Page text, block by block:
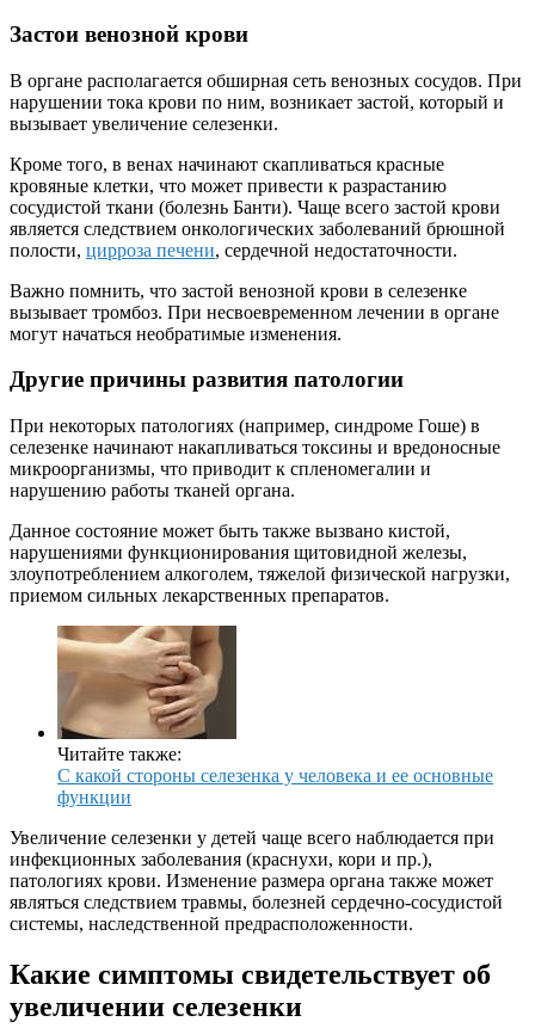
Застои венозной крови
В органе располагается обширная сеть венозных сосудов. При
нарушении тока крови по ним, возникает застой, который и
вызывает увеличение селезенки.
Кроме того, в венах начинают скапливаться красные
кровяные клетки, что может привести к разрастанию
сосудистой ткани (болезнь Банти). Чаще всего застой крови
является следствием онкологических заболеваний брюшной
полости, цирроза печени, сердечной недостаточности.
Важно помнить, что застой венозной крови в селезенке
вызывает тромбоз. При несвоевременном лечении в органе
могут начаться необратимые изменения.
Другие причины развития патологии
При некоторых патологиях (например, синдроме Гоше) в
селезенке начинают накапливаться токсины и вредоносные
микроорганизмы, что приводит к спленомегалии и
нарушению работы тканей органа.
Данное состояние может быть также вызвано кистой,
нарушениями функционирования щитовидной железы,
злоупотреблением алкоголем, тяжелой физической нагрузки,
приемом сильных лекарственных препаратов.
Читайте также:
C какой стороны селезенка у человека и ее основные
функции
Увеличение селезенки у детей чаще всего наблюдается при
инфекционных заболевания (краснухи, кори и пр.),
патологиях крови. Изменение размера органа также может
являться следствием травмы, болезней сердечно-сосудистой
системы, наследственной предрасположенности.
Какие симптомы свидетельствует об
увеличении селезенки